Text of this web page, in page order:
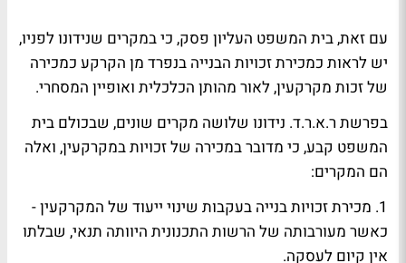
עם זאת, בית המשפט העליון פסק, כי במקרים שנידונו לפניו,
יש לראות כמכירת זכויות הבנייה בנפרד מן הקרקע כמכירה
של זכות מקרקעין, לאור מהותן הכלכלית ואופיין המסחרי.
בפרשת ר.א.ר.ד. נידונו שלושה מקרים שונים, שבכולם בית
המשפט קבע, כי מדובר במכירה של זכויות במקרקעין, ואלה
הם המקרים:
1. מכירת זכויות בנייה בעקבות שינוי ייעוד של המקרקעין -
כאשר מעורבותה של הרשות התכנונית היוותה תנאי, שבלתו
אין קיום לעסקה.